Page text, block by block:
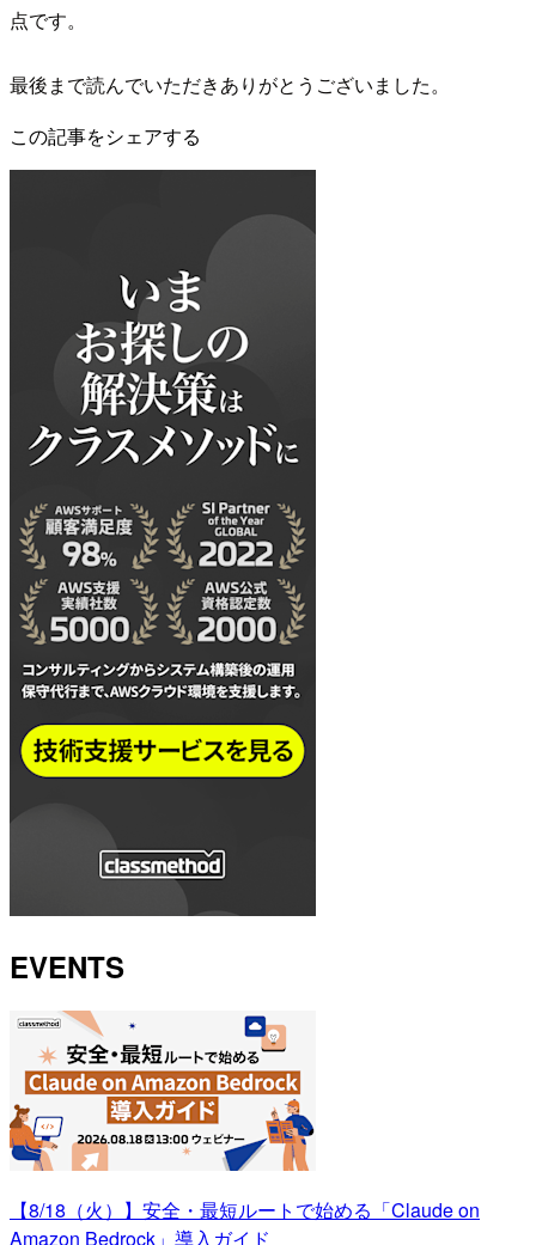
点です。
最後まで読んでいただきありがとうございました。
この記事をシェアする
EVENTS
【8/18（火）】安全・最短ルートで始める「Claude on
Amazon Bedrock」導入ガイド